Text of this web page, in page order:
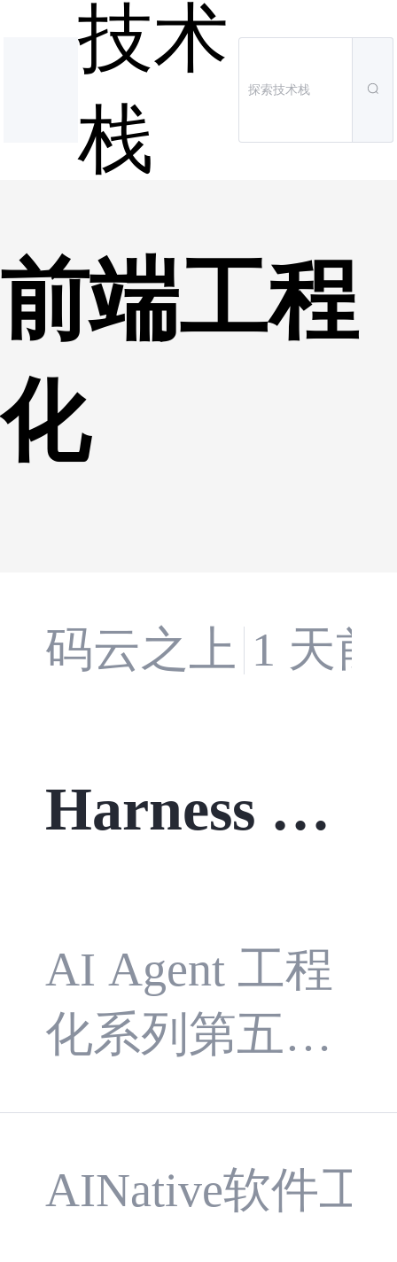
技术
栈
前端工程
化
码云之上 1 天前
Harness En
让 Agent 在
受控边界内
运行
AI Agent 工程
化系列第五
篇。本文以 C
herry Studio 的
Tool Registr
AINative软件工